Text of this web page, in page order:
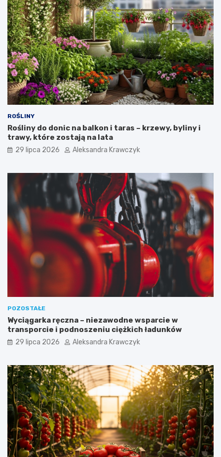
o
s
o
w
a
n
i
e
?
ROŚLINY
Rośliny do donic na balkon i taras – krzewy, byliny i
trawy, które zostają na lata
29 lipca 2026 Aleksandra Krawczyk
POZOSTAŁE
Wyciągarka ręczna – niezawodne wsparcie w
transporcie i podnoszeniu ciężkich ładunków
29 lipca 2026 Aleksandra Krawczyk